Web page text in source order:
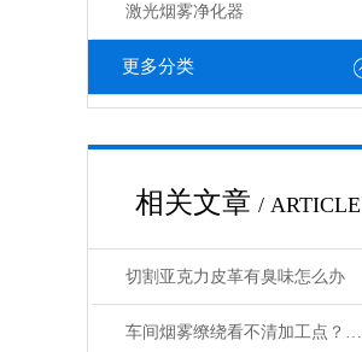
激光烟雾净化器
更多分类
相关文章 / ARTICLE
切割亚克力皮革有臭味怎么办
车间烟雾缭绕看不清加工点？别让有害烟尘透支您和员工的身体健康！